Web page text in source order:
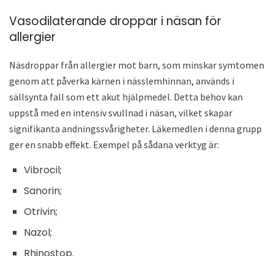
Vasodilaterande droppar i näsan för
allergier
Näsdroppar från allergier mot barn, som minskar symtomen
genom att påverka kärnen i nässlemhinnan, används i
sällsynta fall som ett akut hjälpmedel. Detta behov kan
uppstå med en intensiv svullnad i näsan, vilket skapar
signifikanta andningssvårigheter. Läkemedlen i denna grupp
ger en snabb effekt. Exempel på sådana verktyg är:
Vibrocil;
Sanorin;
Otrivin;
Nazol;